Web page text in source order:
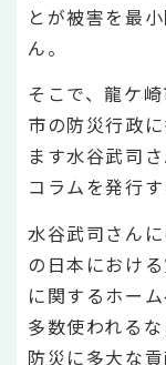
とが被害を最
ん。
そこで、龍ケ
市の防災行政
ます水谷武司
コラムを発行
水谷武司さん
の日本におけ
に関するホー
多数使われる
防災に多大な